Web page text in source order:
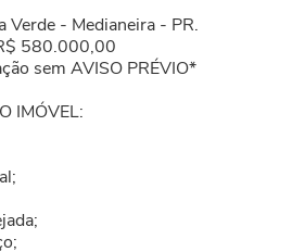
Verde - Medianeira - PR.
580.000,00
sem AVISO PRÉVIO*
IMÓVEL: